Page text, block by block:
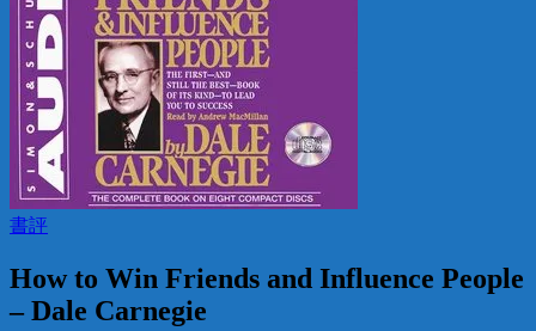
書評
How to Win Friends and Influence People
– Dale Carnegie